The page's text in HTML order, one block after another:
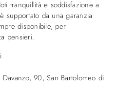
tranquillità e soddisfazione a
supportato da una garanzia
disponibile, per
pensieri.
90,San Bartolomeo di